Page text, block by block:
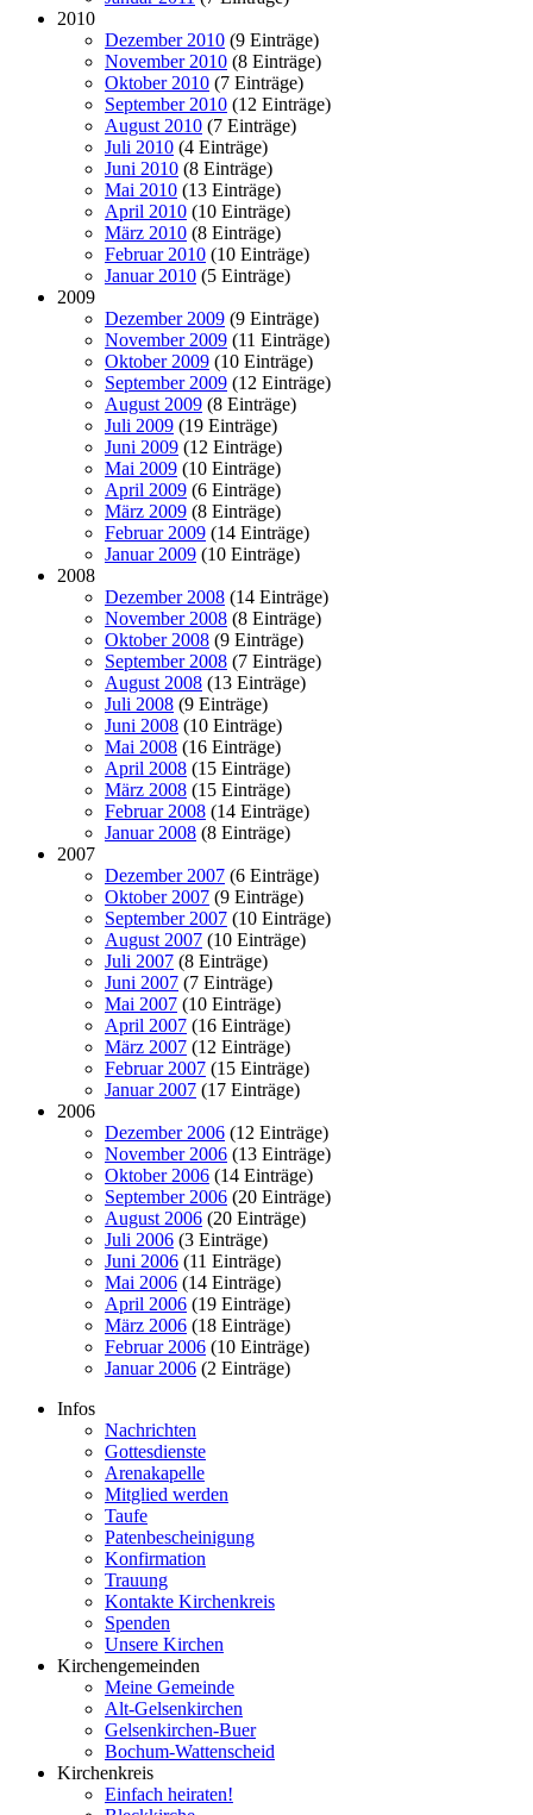
2010
Dezember 2010 (9 Einträge)
November 2010 (8 Einträge)
Oktober 2010 (7 Einträge)
September 2010 (12 Einträge)
August 2010 (7 Einträge)
Juli 2010 (4 Einträge)
Juni 2010 (8 Einträge)
Mai 2010 (13 Einträge)
April 2010 (10 Einträge)
März 2010 (8 Einträge)
Februar 2010 (10 Einträge)
Januar 2010 (5 Einträge)
2009
Dezember 2009 (9 Einträge)
November 2009 (11 Einträge)
Oktober 2009 (10 Einträge)
September 2009 (12 Einträge)
August 2009 (8 Einträge)
Juli 2009 (19 Einträge)
Juni 2009 (12 Einträge)
Mai 2009 (10 Einträge)
April 2009 (6 Einträge)
März 2009 (8 Einträge)
Februar 2009 (14 Einträge)
Januar 2009 (10 Einträge)
2008
Dezember 2008 (14 Einträge)
November 2008 (8 Einträge)
Oktober 2008 (9 Einträge)
September 2008 (7 Einträge)
August 2008 (13 Einträge)
Juli 2008 (9 Einträge)
Juni 2008 (10 Einträge)
Mai 2008 (16 Einträge)
April 2008 (15 Einträge)
März 2008 (15 Einträge)
Februar 2008 (14 Einträge)
Januar 2008 (8 Einträge)
2007
Dezember 2007 (6 Einträge)
Oktober 2007 (9 Einträge)
September 2007 (10 Einträge)
August 2007 (10 Einträge)
Juli 2007 (8 Einträge)
Juni 2007 (7 Einträge)
Mai 2007 (10 Einträge)
April 2007 (16 Einträge)
März 2007 (12 Einträge)
Februar 2007 (15 Einträge)
Januar 2007 (17 Einträge)
2006
Dezember 2006 (12 Einträge)
November 2006 (13 Einträge)
Oktober 2006 (14 Einträge)
September 2006 (20 Einträge)
August 2006 (20 Einträge)
Juli 2006 (3 Einträge)
Juni 2006 (11 Einträge)
Mai 2006 (14 Einträge)
April 2006 (19 Einträge)
März 2006 (18 Einträge)
Februar 2006 (10 Einträge)
Januar 2006 (2 Einträge)
Infos
Nachrichten
Gottesdienste
Arenakapelle
Mitglied werden
Taufe
Patenbescheinigung
Konfirmation
Trauung
Kontakte Kirchenkreis
Spenden
Unsere Kirchen
Kirchengemeinden
Meine Gemeinde
Alt-Gelsenkirchen
Gelsenkirchen-Buer
Bochum-Wattenscheid
Kirchenkreis
Einfach heiraten!